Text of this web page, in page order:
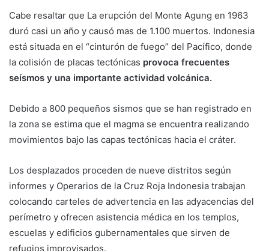
Cabe resaltar que La erupción del Monte Agung en 1963
duró casi un año y causó mas de 1.100 muertos. Indonesia
está situada en el “cinturón de fuego” del Pacífico, donde
la colisión de placas tectónicas provoca frecuentes
seísmos y una importante actividad volcánica.
Debido a 800 pequeños sismos que se han registrado en
la zona se estima que el magma se encuentra realizando
movimientos bajo las capas tectónicas hacia el cráter.
Los desplazados proceden de nueve distritos según
informes y Operarios de la Cruz Roja Indonesia trabajan
colocando carteles de advertencia en las adyacencias del
perímetro y ofrecen asistencia médica en los templos,
escuelas y edificios gubernamentales que sirven de
refugios improvisados.